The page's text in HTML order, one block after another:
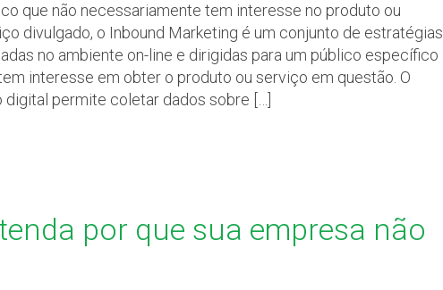
que não necessariamente tem interesse no produto ou
divulgado, o Inbound Marketing é um conjunto de estratégias
no ambiente on-line e dirigidas para um público específico
interesse em obter o produto ou serviço em questão. O
digital permite coletar dados sobre […]
por que sua empresa não